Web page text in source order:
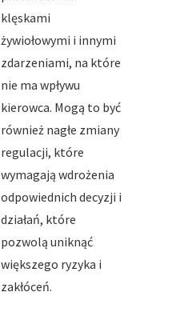
klęskami
żywiołowymi i innymi
zdarzeniami, na które
nie ma wpływu
kierowca. Mogą to być
również nagłe zmiany
regulacji, które
wymagają wdrożenia
odpowiednich decyzji i
działań, które
pozwolą uniknąć
większego ryzyka i
zakłóceń.